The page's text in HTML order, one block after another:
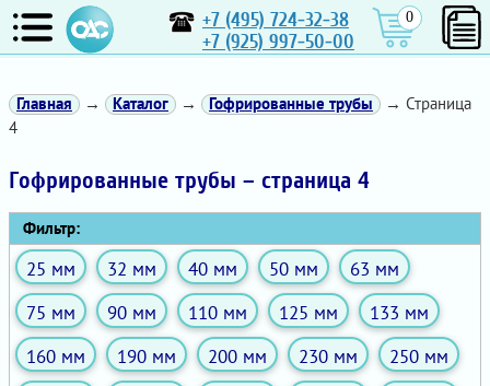
+7 (495) 724-32-38
+7 (925) 997-50-00
0
Главная → Каталог → Гофрированные трубы
→ Страница
4
Гофрированные трубы – страница 4
Фильтр:
25 мм 32 мм 40 мм 50 мм
63 мм
75 мм
90 мм 110 мм 125 мм
133 мм
160 мм
190 мм 200 мм 230 мм
250 мм